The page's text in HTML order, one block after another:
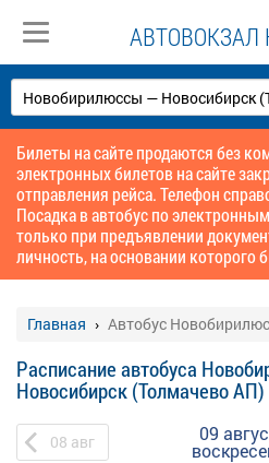
АВТОВОКЗАЛ
Билеты на сайте продаются без
электронных билетов на сайте
отправления рейса. Телефон
Посадка в автобус по
только при предъявлении
личность, на основании которого
Главная Автобус
Расписание автобуса
Новосибирск (Толмачево АП)
08 авг 09